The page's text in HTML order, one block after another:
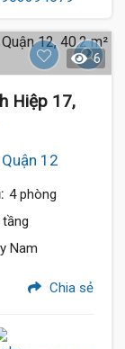
6
Hiệp 17,
12
4 phòng
tầng
Nam
Chia sẻ